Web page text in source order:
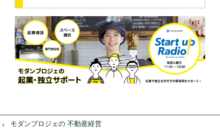
モダンプロジェの 不動産経営